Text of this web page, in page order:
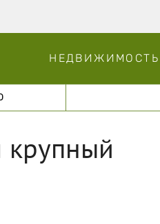
НЕДВИЖИМОСТЬ